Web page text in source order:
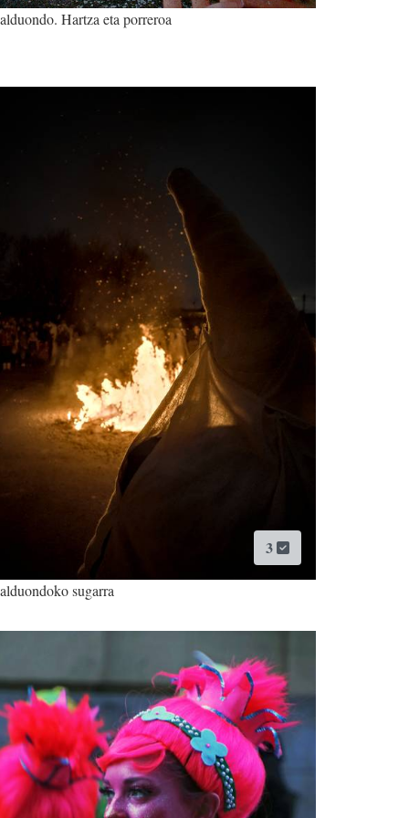
Hartza eta porreroa
3
sugarra